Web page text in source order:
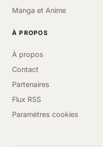
Manga et Anime
À PROPOS
À propos
Contact
Partenaires
Flux RSS
Paramètres cookies